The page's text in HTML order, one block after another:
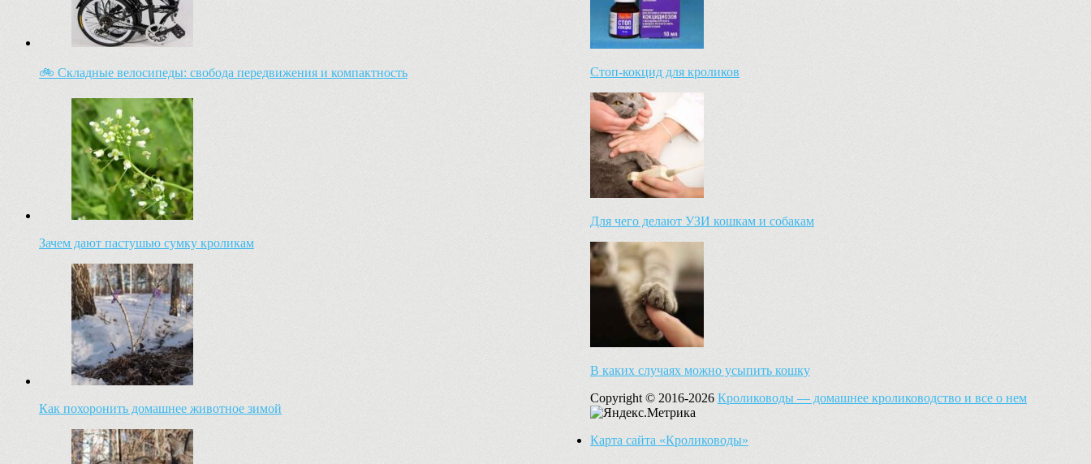
🚲 Складные велосипеды: свобода передвижения и компактность
Зачем дают пастушью сумку кроликам
Как похоронить домашнее животное зимой
Стоп-кокцид для кроликов
Для чего делают УЗИ кошкам и собакам
В каких случаях можно усыпить кошку
Copyright © 2016-2026 Кролиководы — домашнее кролиководство и все о нем
Карта сайта «Кролиководы»